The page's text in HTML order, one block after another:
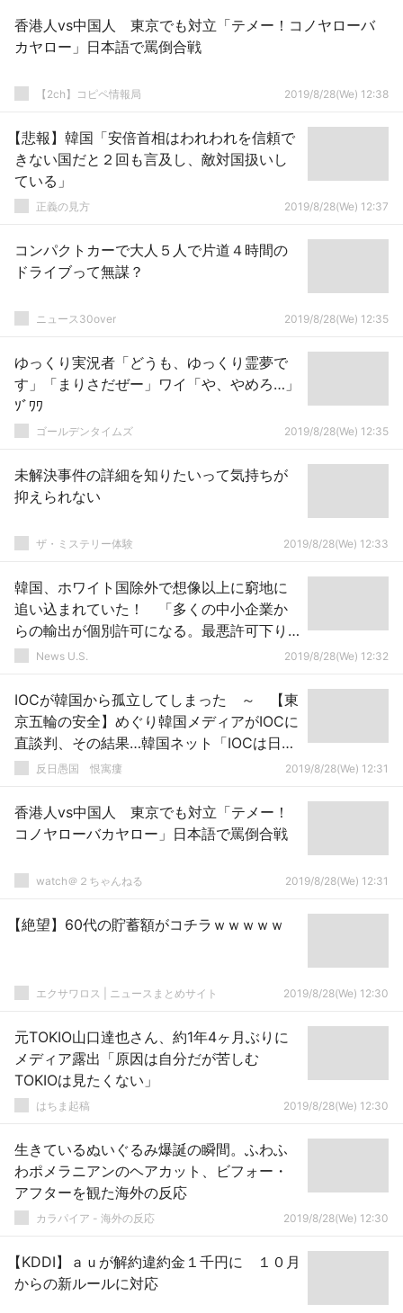
香港人vs中国人 東京でも対立「テメー！コノヤローバ
カヤロー」日本語で罵倒合戦
【2ch】コピペ情報局 2019/8/28(We) 12:38
【悲報】韓国「安倍首相はわれわれを信頼で
きない国だと２回も言及し、敵対国扱いし
ている」
正義の見方 2019/8/28(We) 12:37
コンパクトカーで大人５人で片道４時間の
ドライブって無謀？
ニュース30over 2019/8/28(We) 12:35
ゆっくり実況者「どうも、ゆっくり霊夢で
す」「まりさだぜー」ワイ「や、やめろ…」
ｿﾞﾜﾜ
ゴールデンタイムズ 2019/8/28(We) 12:35
未解決事件の詳細を知りたいって気持ちが
抑えられない
ザ・ミステリー体験 2019/8/28(We) 12:33
韓国、ホワイト国除外で想像以上に窮地に
追い込まれていた！ 「多くの中小企業か
らの輸出が個別許可になる。最悪許可下り
ない」 終わったな…
News U.S. 2019/8/28(We) 12:32
IOCが韓国から孤立してしまった ～ 【東
京五輪の安全】めぐり韓国メディアがIOCに
直談判、その結果…韓国ネット「IOCは日本
の仲間？日本からお金をもらったのか？」
反日愚国 恨寓瘻 2019/8/28(We) 12:31
香港人vs中国人 東京でも対立「テメー！
コノヤローバカヤロー」日本語で罵倒合戦
watch＠２ちゃんねる 2019/8/28(We) 12:31
【絶望】60代の貯蓄額がコチラｗｗｗｗｗ
エクサワロス | ニュースまとめサイト 2019/8/28(We) 12:30
元TOKIO山口達也さん、約1年4ヶ月ぶりに
メディア露出「原因は自分だが苦しむ
TOKIOは見たくない」
はちま起稿 2019/8/28(We) 12:30
生きているぬいぐるみ爆誕の瞬間。ふわふ
わポメラニアンのヘアカット、ビフォー・
アフターを観た海外の反応
カラパイア - 海外の反応 2019/8/28(We) 12:30
【KDDI】ａｕが解約違約金１千円に １０月
からの新ルールに対応